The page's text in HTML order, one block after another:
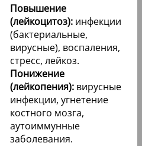
Повышение
(лейкоцитоз): инфекции
(бактериальные,
вирусные), воспаления,
стресс, лейкоз.
Понижение
(лейкопения): вирусные
инфекции, угнетение
костного мозга,
аутоиммунные
заболевания.